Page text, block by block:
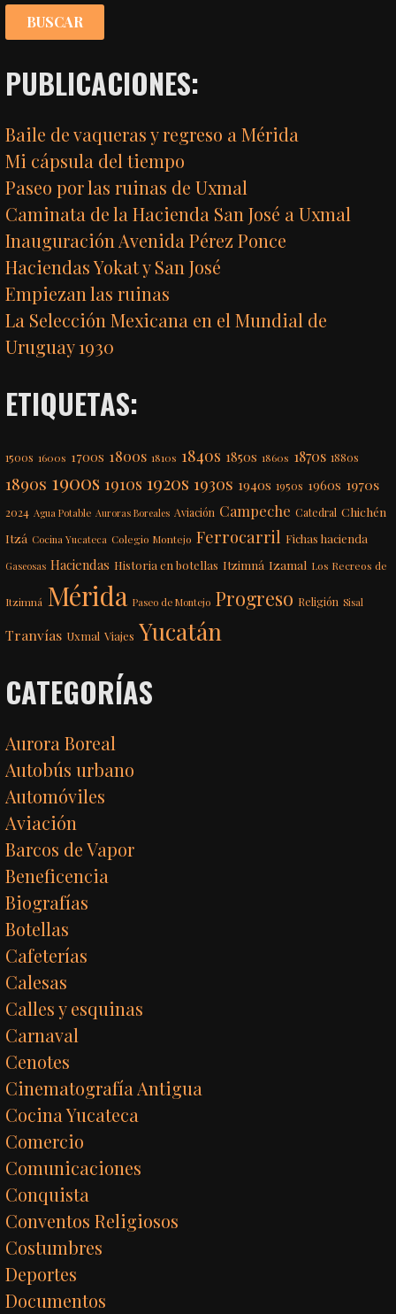
PUBLICACIONES:
Baile de vaqueras y regreso a Mérida
Mi cápsula del tiempo
Paseo por las ruinas de Uxmal
Caminata de la Hacienda San José a Uxmal
Inauguración Avenida Pérez Ponce
Haciendas Yokat y San José
Empiezan las ruinas
La Selección Mexicana en el Mundial de
Uruguay 1930
ETIQUETAS:
1500s 1600s 1700s 1800s 1810s 1840s 1850s 1860s 1870s 1880s
1890s 1900s 1910s 1920s 1930s 1940s 1950s 1960s 1970s
2024 Agua Potable Auroras Boreales Aviación Campeche Catedral Chichén
Itzá Cocina Yucateca Colegio Montejo Ferrocarril Fichas hacienda
Gaseosas Haciendas Historia en botellas Itzimná Izamal Los Recreos de
Itzimná Mérida Paseo de Montejo Progreso Religión Sisal
Tranvías Uxmal Viajes Yucatán
CATEGORÍAS
Aurora Boreal
Autobús urbano
Automóviles
Aviación
Barcos de Vapor
Beneficencia
Biografías
Botellas
Cafeterías
Calesas
Calles y esquinas
Carnaval
Cenotes
Cinematografía Antigua
Cocina Yucateca
Comercio
Comunicaciones
Conquista
Conventos Religiosos
Costumbres
Deportes
Documentos